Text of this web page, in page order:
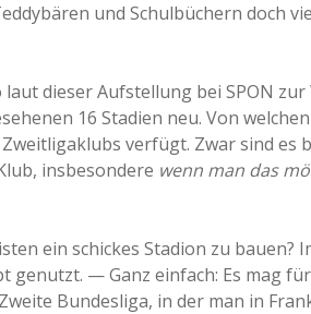
und Schulbüchern doch
dieser Aufstellung bei SPON zur
16 Stadien neu. Von
verfügt. Zwar sind es
insbesondere wenn man das
ein schickes Stadion zu bauen?
— Ganz einfach: Es mag
Bundesliga, in der man in